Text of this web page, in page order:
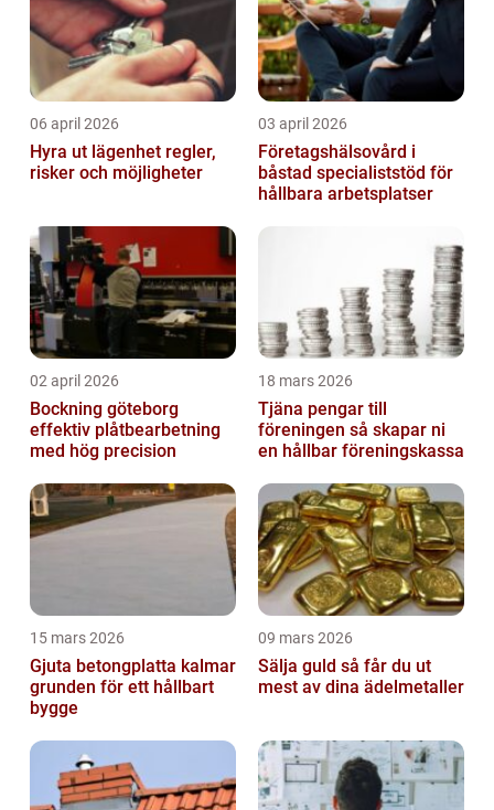
06 april 2026
Hyra ut lägenhet regler,
risker och möjligheter
03 april 2026
Företagshälsovård i
båstad specialiststöd för
hållbara arbetsplatser
02 april 2026
Bockning göteborg
effektiv plåtbearbetning
med hög precision
18 mars 2026
Tjäna pengar till
föreningen så skapar ni
en hållbar föreningskassa
15 mars 2026
Gjuta betongplatta kalmar
grunden för ett hållbart
bygge
09 mars 2026
Sälja guld så får du ut
mest av dina ädelmetaller